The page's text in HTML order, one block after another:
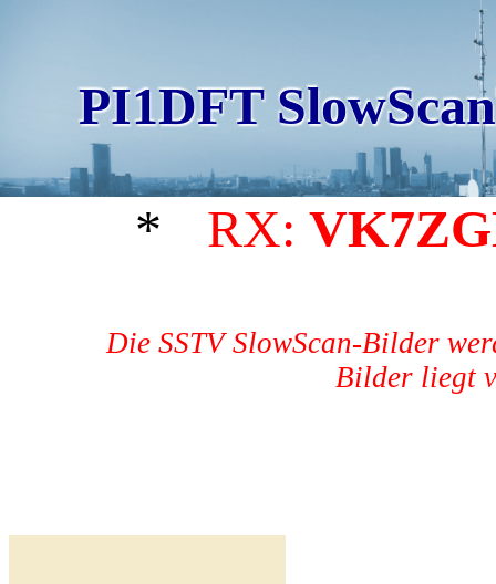
PI1DFT
* RX:
Die SSTV SlowScan-Bilder
Bilder liegt